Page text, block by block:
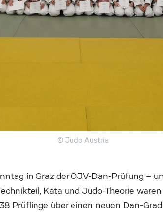
© Judo Austria
in Graz der ÖJV-Dan-Prüfung –
Kata und Judo-Theorie
Prüflinge über einen neuen Dan-